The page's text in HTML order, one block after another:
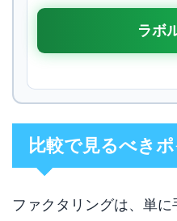
ラボ
比較で見るべき
ファクタリングは、単